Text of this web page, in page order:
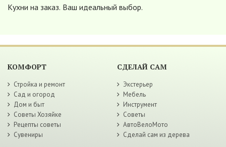
Кухни на заказ. Ваш идеальный выбор.
КОМФОРТ
Стройка и ремонт
Сад и огород
Дом и быт
Советы Хозяйке
Рецепты советы
Сувениры
СДЕЛАЙ САМ
Экстерьер
Мебель
Инструмент
Советы
АвтоВелоМото
Сделай сам из дерева